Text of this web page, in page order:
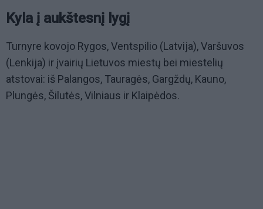
Kyla į aukštesnį lygį
Turnyre kovojo Rygos, Ventspilio (Latvija), Varšuvos
(Lenkija) ir įvairių Lietuvos miestų bei miestelių
atstovai: iš Palangos, Tauragės, Gargždų, Kauno,
Plungės, Šilutės, Vilniaus ir Klaipėdos.